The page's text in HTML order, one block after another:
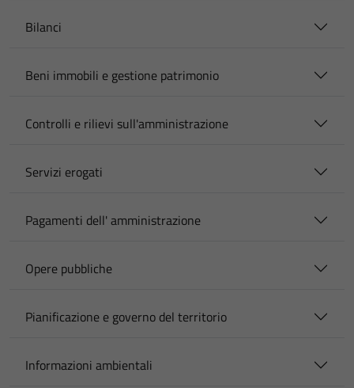
Bilanci
Beni immobili e gestione patrimonio
Controlli e rilievi sull'amministrazione
Servizi erogati
Pagamenti dell' amministrazione
Opere pubbliche
Pianificazione e governo del territorio
Informazioni ambientali